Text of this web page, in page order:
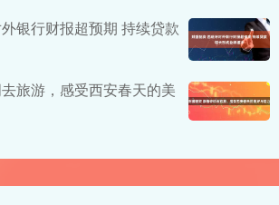
银行财报超预期 持续贷款
旅游，感受西安春天的美